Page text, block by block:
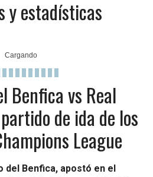
y estadísticas
Benfica vs Real
de ida de los
League
Benfica, apostó en el